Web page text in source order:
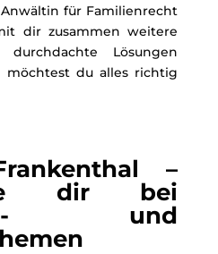
für Familienrecht
dir zusammen weitere
Lösungen
möchtest du alles richtig
–
dir bei
und